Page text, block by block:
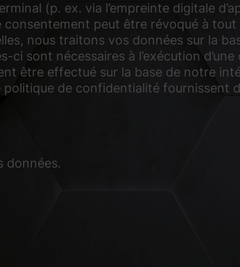
(p. ex. via l’empreinte digitale
consentement peut être révoqué à
nous traitons vos données sur la
sont nécessaires à l’exécution
être effectué sur la base de notre
de confidentialité fournissent
données.